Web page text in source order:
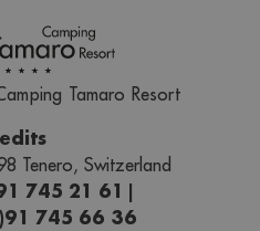
Tamaro Resort
Tenero, Switzerland
745 21 61 |
745 66 36